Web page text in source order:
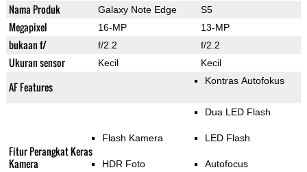
Nama Produk Galaxy Note Edge S5
Megapixel 16-MP 13-MP
bukaan f/ f/2.2 f/2.2
Ukuran sensor Kecil Kecil
AF Features Kontras Autofokus
Fitur Perangkat Keras
Kamera
Flash Kamera
HDR Foto
Dua LED Flash
LED Flash
Autofocus